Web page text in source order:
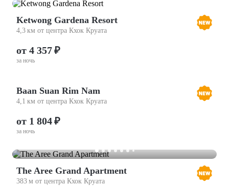
Ketwong Gardena Resort
4,3 км от центра Кхок Круата
от 4 357 ₽
за ночь
Baan Suan Rim Nam
4,1 км от центра Кхок Круата
от 1 804 ₽
за ночь
The Aree Grand Apartment
383 м от центра Кхок Круата